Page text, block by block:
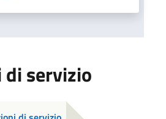
di servizio